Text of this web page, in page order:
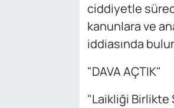
ciddiyetle
kanunlara ve
iddiasında
"DAVA AÇTIK"
"Laikliği Birlikte